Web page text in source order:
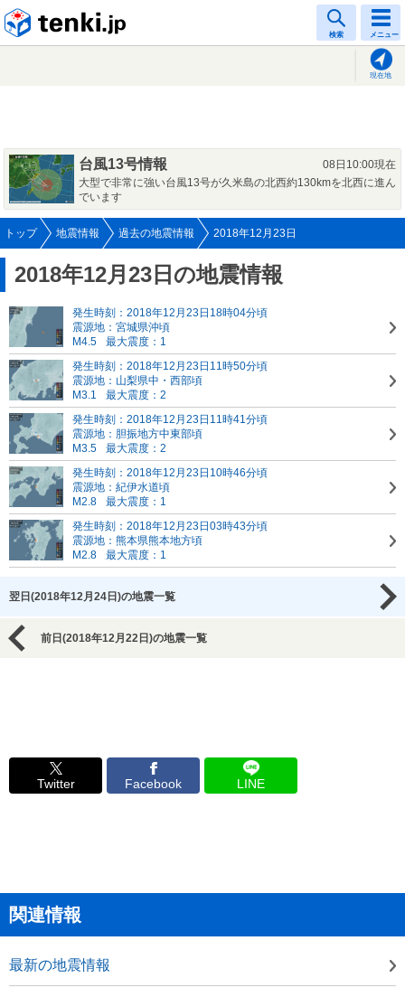
検索 メニュー
現在地
台風13号情報
08日10:00現在
大型で非常に強い台風13号が久米島の北西約130kmを北西に進ん
でいます
トップ 地震情報 過去の地震情報 2018年12月23日
2018年12月23日の地震情報
発生時刻：2018年12月23日18時04分頃
震源地：宮城県沖頃
M4.5
最大震度：1
発生時刻：2018年12月23日11時50分頃
震源地：山梨県中・西部頃
M3.1
最大震度：2
発生時刻：2018年12月23日11時41分頃
震源地：胆振地方中東部頃
M3.5
最大震度：2
発生時刻：2018年12月23日10時46分頃
震源地：紀伊水道頃
M2.8
最大震度：1
発生時刻：2018年12月23日03時43分頃
震源地：熊本県熊本地方頃
M2.8
最大震度：1
翌日(2018年12月24日)の地震一覧
前日(2018年12月22日)の地震一覧
Twitter Facebook LINE
関連情報
最新の地震情報